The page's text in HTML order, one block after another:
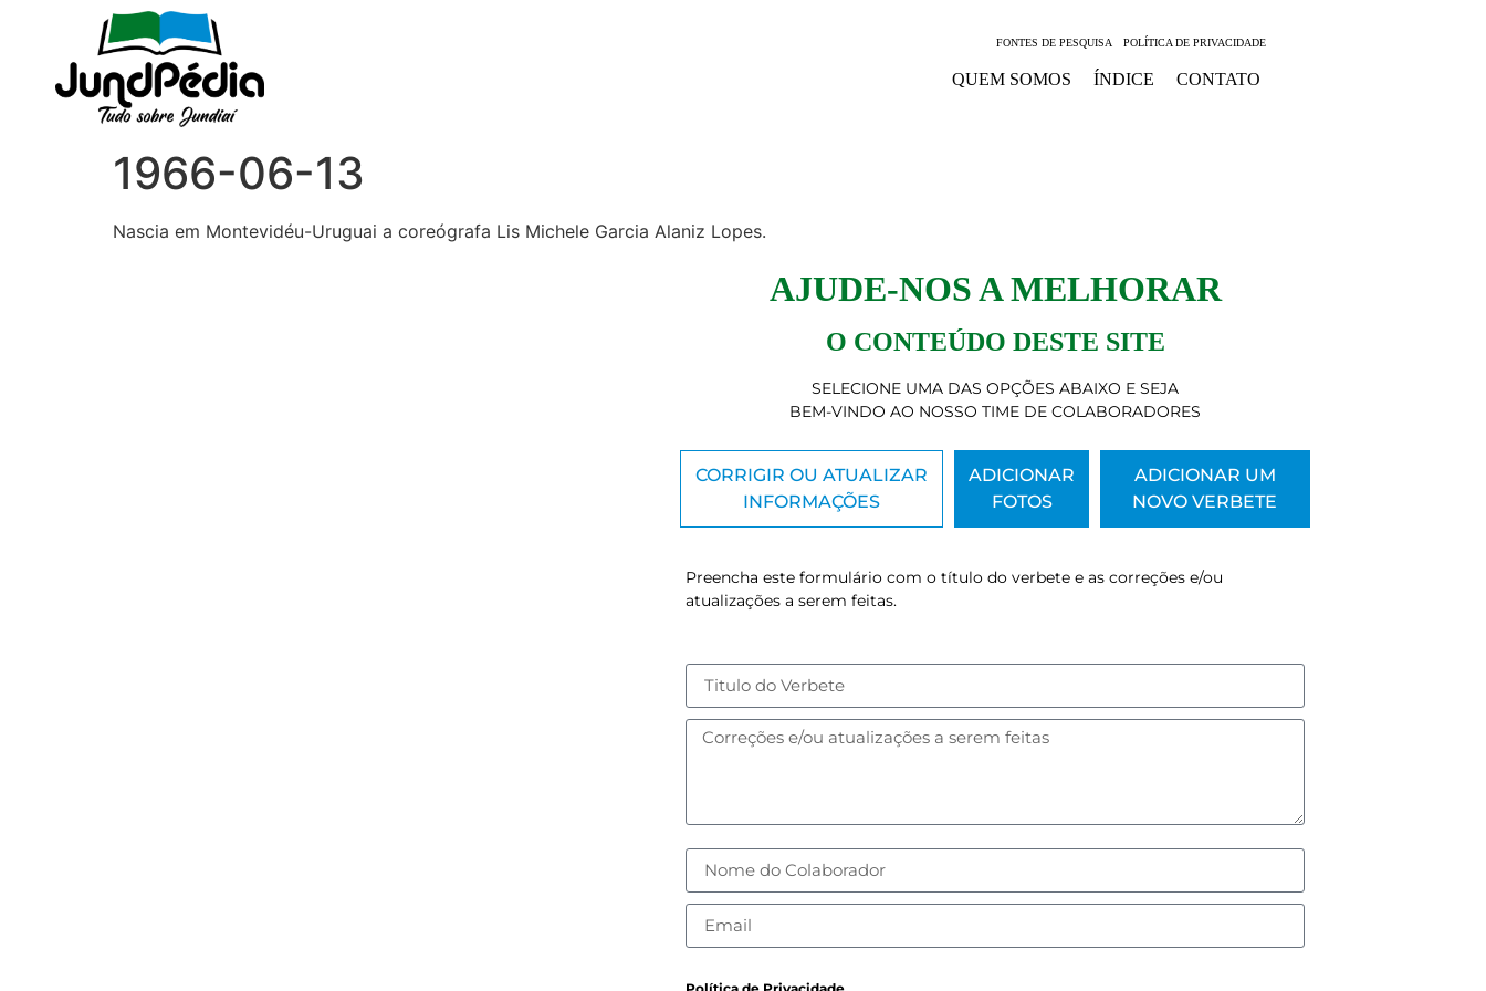
FONTES DE PESQUISA POLÍTICA DE PRIVACIDADE
QUEM SOMOS ÍNDICE CONTATO
1966-06-13
Nascia em Montevidéu-Uruguai a coreógrafa Lis Michele Garcia Alaniz Lopes.
AJUDE-NOS A MELHORAR
O CONTEÚDO DESTE SITE
SELECIONE UMA DAS OPÇÕES ABAIXO E SEJA
BEM-VINDO AO NOSSO TIME DE COLABORADORES
CORRIGIR OU ATUALIZAR
INFORMAÇÕES
ADICIONAR
FOTOS
ADICIONAR UM
NOVO VERBETE
Preencha este formulário com o título do verbete e as correções e/ou
atualizações a serem feitas.